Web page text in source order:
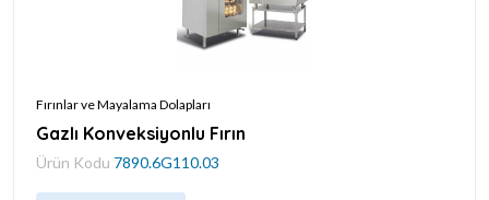
Fırınlar ve Mayalama Dolapları
Gazlı Konveksiyonlu Fırın
Ürün Kodu 7890.6G110.03